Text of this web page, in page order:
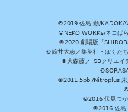
©2019 佐島 勤/
©NEKO WORKs/ネコぱ
©2020 劇場版「
©筒井大志／集英社・ぼくた
©大森藤ノ･SBクリエ
©2011 5pb./Nitroplus 未
©2016 伏見つか
©2016 佐島